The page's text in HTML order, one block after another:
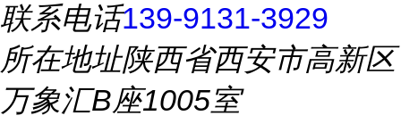
联系电话139-9131-3929
所在地址陕西省西安市高新区
万象汇B座1005室